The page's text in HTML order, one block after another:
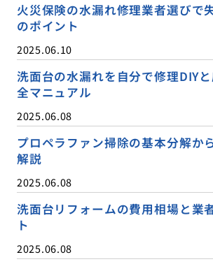
火災保険の水漏れ修理業者選びで
のポイント
2025.06.10
洗面台の水漏れを自分で修理DIY
全マニュアル
2025.06.08
プロペラファン掃除の基本分解か
解説
2025.06.08
洗面台リフォームの費用相場と業
ト
2025.06.08